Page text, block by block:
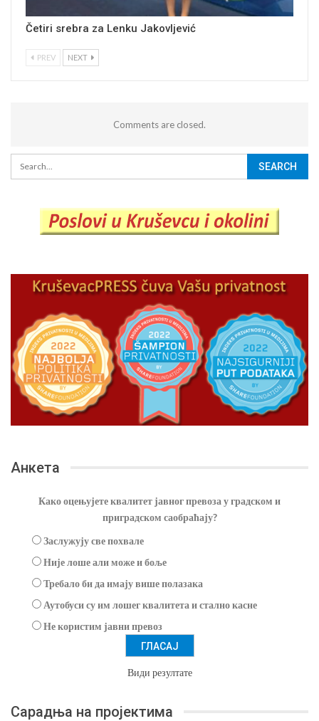
Četiri srebra za Lenku Jakovljević
PREV NEXT
Comments are closed.
Анкета
Како оцењујете квалитет јавног превоза у градском и
приградском саобраћају?
Заслужују све похвале
Није лоше али може и боље
Требало би да имају више полазака
Аутобуси су им лошег квалитета и стално касне
Не користим јавни превоз
Види резултате
Сарадња на пројектима